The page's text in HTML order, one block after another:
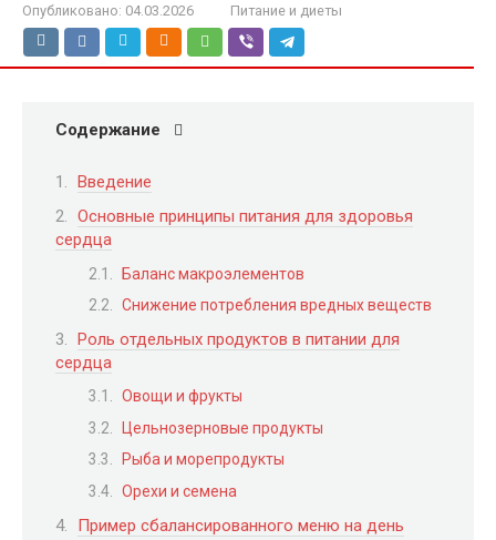
Опубликовано: 04.03.2026 Питание и диеты
Содержание
Введение
Основные принципы питания для здоровья
сердца
Баланс макроэлементов
Снижение потребления вредных веществ
Роль отдельных продуктов в питании для
сердца
Овощи и фрукты
Цельнозерновые продукты
Рыба и морепродукты
Орехи и семена
Пример сбалансированного меню на день